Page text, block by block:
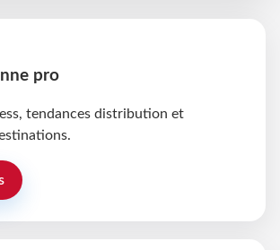
pro
tendances distribution et